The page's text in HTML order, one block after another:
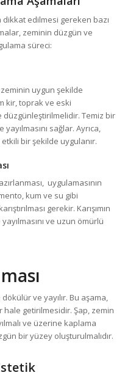
edilmesi gereken bazı
zeminin düzgün ve
süreci:
uygun şekilde
kir, toprak ve eski
Temiz bir
sağlar. Ayrıca,
bir şekilde uygulanır.
uygulamasının
kum ve su gibi
gerekir. Karışımın
ve uzun ömürlü
dökülür ve yayılır. Bu aşama,
getirilmesidir. Şap, zemin
ve üzerine kaplama
bir yüzey oluşturulmalıdır.